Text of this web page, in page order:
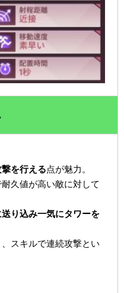
を行える点が魅力。
久値が高い敵に対して
り込み一気にタワーを
スキルで連続攻撃とい